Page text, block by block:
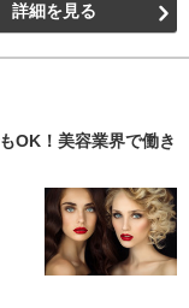
詳細を見る
OK！美容業界で働き